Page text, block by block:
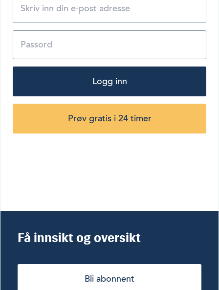
Logg inn
Prøv gratis i 24 timer
Få innsikt og oversikt
Bli abonnent